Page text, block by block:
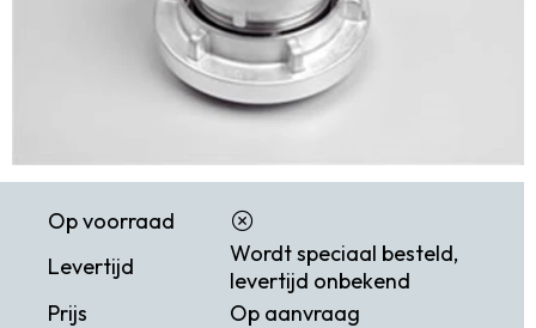
Op voorraad
Levertijd
Wordt speciaal besteld,
levertijd onbekend
Prijs
Op aanvraag